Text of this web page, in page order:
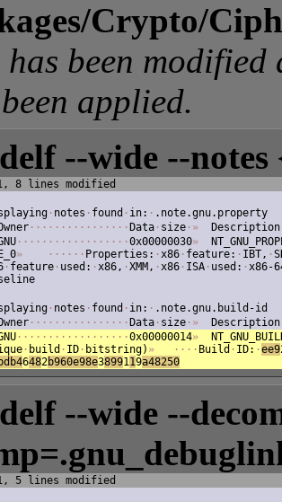
Crypto/
been
applied.
--wide --notes
8 lines modified
· notes · found · in: · .note.gnu.property
· · · · · · · · · · · · · · · · Data · size · » Description
· · · · · · · · · · · · · · · · · ·0x00000030»
» · · · · · · Properties: ·x86 · feature: · IBT, ·
· feature · used: ·x86, ·XMM, ·x86 · ISA · used: ·x86-
· notes · found · in: · .note.gnu.build-id
· · · · · · · · · · · · · · · · Data · size · » Description
· · · · · · · · · · · · · · · · · ·0x00000014»
· build · ID · bitstring) » · · · · Build · ID: ·ee9
6482b960e98e3899119a48250
--wide --
5 lines modified